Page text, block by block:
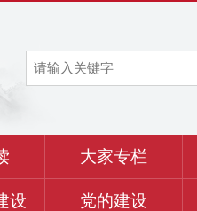
大家专栏
设 党的建设